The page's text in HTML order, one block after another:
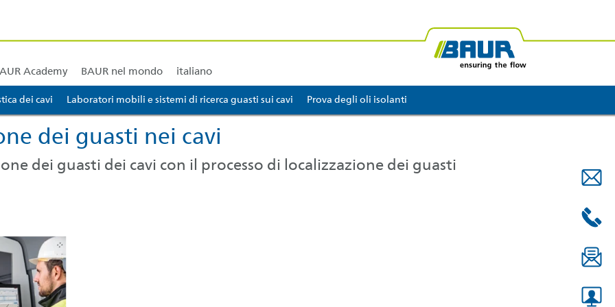
dei cavi Laboratori mobili e sistemi di ricerca guasti sui cavi Prova degli oli isolanti
e corsi di formazione
Academy BAUR nel mondo
BAUR America del Nord e centrale BAUR America del Sud
italiano
dei guasti nei cavi
dei guasti dei cavi con il processo di localizzazione dei guasti